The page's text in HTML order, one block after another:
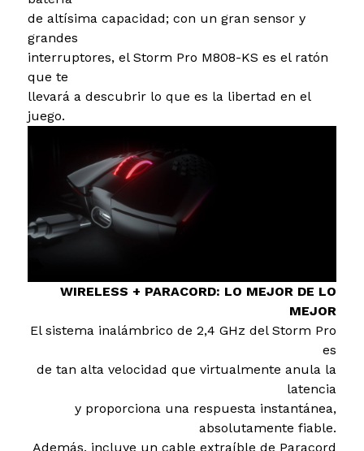
de altísima capacidad; con un gran sensor y
grandes
interruptores, el Storm Pro M808-KS es el ratón
que te
llevará a descubrir lo que es la libertad en el
juego.
WIRELESS + PARACORD: LO MEJOR DE LO
MEJOR
El sistema inalámbrico de 2,4 GHz del Storm Pro
es
de tan alta velocidad que virtualmente anula la
latencia
y proporciona una respuesta instantánea,
absolutamente fiable.
Además, incluye un cable extraíble de Paracord